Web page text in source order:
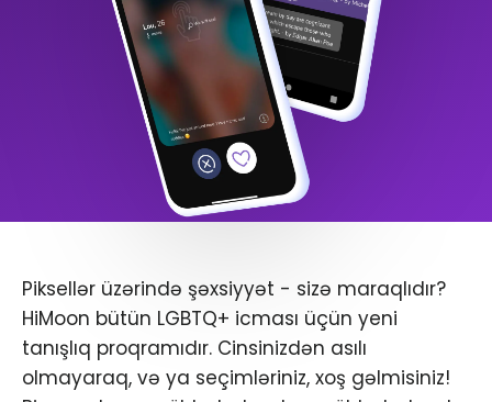
Piksellər üzərində şəxsiyyət - sizə maraqlıdır?
HiMoon bütün LGBTQ+ icması üçün yeni
tanışlıq proqramıdır. Cinsinizdən asılı
olmayaraq, və ya seçimləriniz, xoş gəlmisiniz!